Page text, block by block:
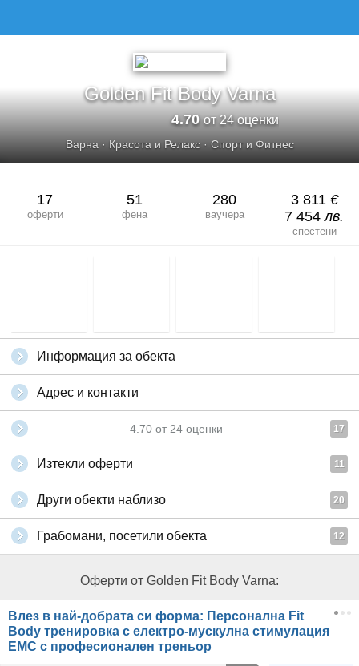
Golden Fit Body Varna
4.70от 24 оценки
Варна· Красота и Релакс· Спорт и Фитнес
17
оферти
51
фена
280
ваучера
3 811 €
7 454лв.
спестени
Информация за обекта
Адрес и контакти
4.70 от 24 оценки 17
Изтекли оферти 11
Други обекти наблизо 20
Грабомани, посетили обекта 12
Оферти от Golden Fit Body Varna:
Влез в най-добрата си форма: Персонална Fit
Body тренировка с електро-мускулна стимулация
ЕМС с професионален треньор